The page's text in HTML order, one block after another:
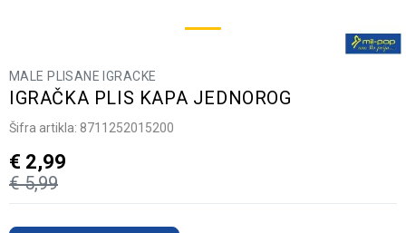
MALE PLISANE IGRACKE
IGRAČKA PLIS KAPA JEDNOROG
Šifra artikla: 8711252015200
€ 5,99
€ 2,99